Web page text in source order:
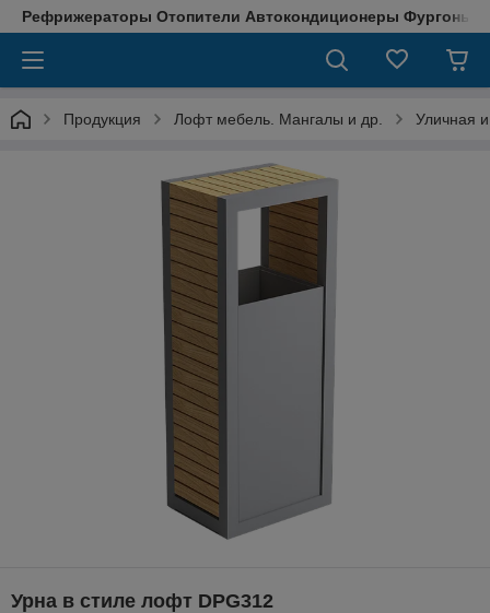
Рефрижераторы Отопители Автокондиционеры Фургоны
Продукция Лофт мебель. Мангалы и др. Уличная
Урна в стиле лофт DPG312